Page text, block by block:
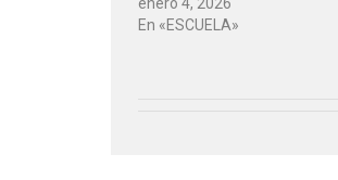
enero 4, 2026
En «ESCUELA»